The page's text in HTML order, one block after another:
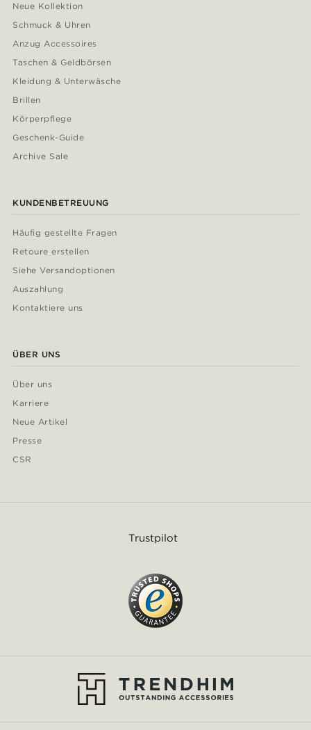
Neue Kollektion
Schmuck & Uhren
Anzug Accessoires
Taschen & Geldbörsen
Kleidung & Unterwäsche
Brillen
Körperpflege
Geschenk-Guide
Archive Sale
KUNDENBETREUUNG
Häufig gestellte Fragen
Retoure erstellen
Siehe Versandoptionen
Auszahlung
Kontaktiere uns
ÜBER UNS
Über uns
Karriere
Neue Artikel
Presse
CSR
Trustpilot